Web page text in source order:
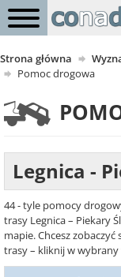
Strona główna
Pomoc drogowa
Legnica -
44 - tyle pomocy
trasy Legnica – Piekary
mapie. Chcesz
trasy – kliknij w